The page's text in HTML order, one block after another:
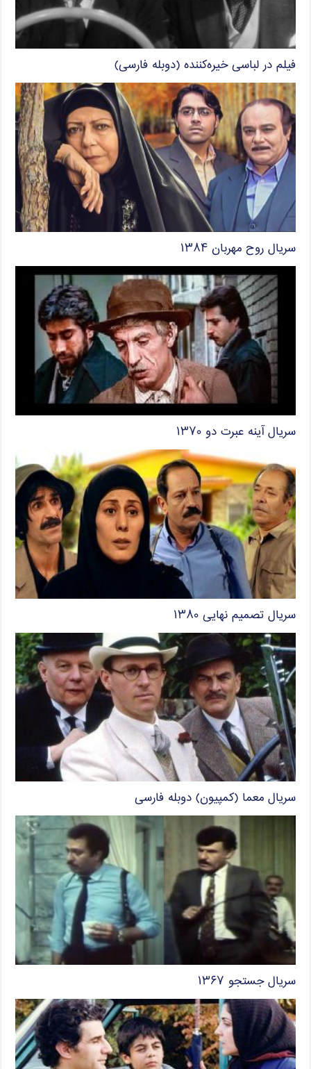
فیلم در لباسی خیره‌کننده (دوبله فارسی)
سریال روح مهربان ۱۳۸۴
سریال آینه عبرت دو ۱۳۷۰
سریال تصمیم نهایی ۱۳۸۰
سریال معما (کمپیون) دوبله فارسی
سریال جستجو ۱۳۶۷